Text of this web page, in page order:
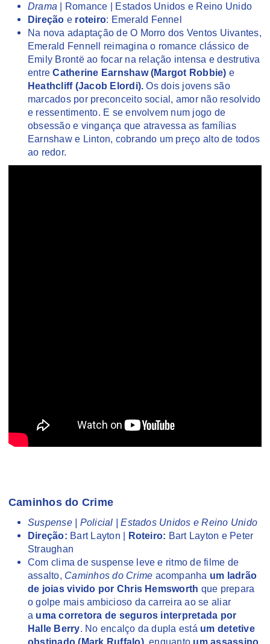
Drama | Romance | Estados Unidos e Reino Unido
Direção e roteiro: Emerald Fennel
Na nova adaptação de O Morro dos Ventos Uivantes,
Emerald Fennell reimagina o romance clássico de
Emily Brontë ao focar na relação intensa e destrutiva
entre Catherine Earnshaw (Margot Robbie) e
Heathcliff (Jacob Elordi). Os dois jovens são
marcados por preconceito social, amor não resolvido
e ressentimento. E se envolvem num jogo de
obsessão e vingança que atravessa as famílias
Earnshaw e Linton, cobrando um preço alto de todos
ao redor.
Caminhos do Crime
Suspense | Policial | Estados Unidos e Reino Unido
Direção: Bart Layton | Roteiro: Bart Layton e Peter
Straughan
Com clima de suspense leve e ritmo de filme de
assalto, Caminhos do Crime acompanha um ladrão
de joias vivido por Chris Hemsworth que prepara
o golpe mais ambicioso da carreira ao se aliar
a uma corretora de seguros interpretada por
Halle Berry. No encalço da dupla está um detetive
obstinado (Mark Ruffalo), enquanto um assassino